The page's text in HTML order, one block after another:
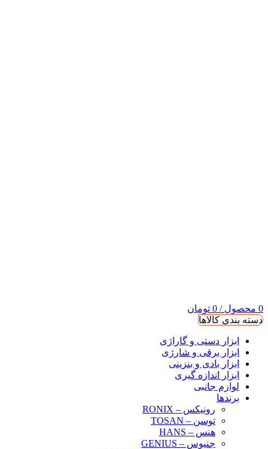
0 محصول /
0 تومان
دسته بندی کالاها
ابزار دستی و گاراژی
ابزار برقی و شارژی
ابزار بادی و بنزینی
ابزار اندازه گیری
لوازم جانبی
برندها
رونیکس – RONIX
توسن – TOSAN
هنس – HANS
جنیوس – GENIUS